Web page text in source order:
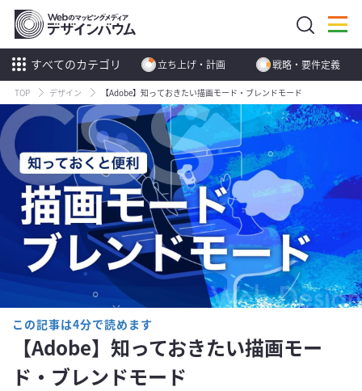
すべてのカテゴリ 立ち上げ・計画 戦略・要件定義
TOP デザイン 【Adobe】知っておきたい描画モード・ブレンドモード
この記事は4分で読めます
【Adobe】知っておきたい描画モー
ド・ブレンドモード